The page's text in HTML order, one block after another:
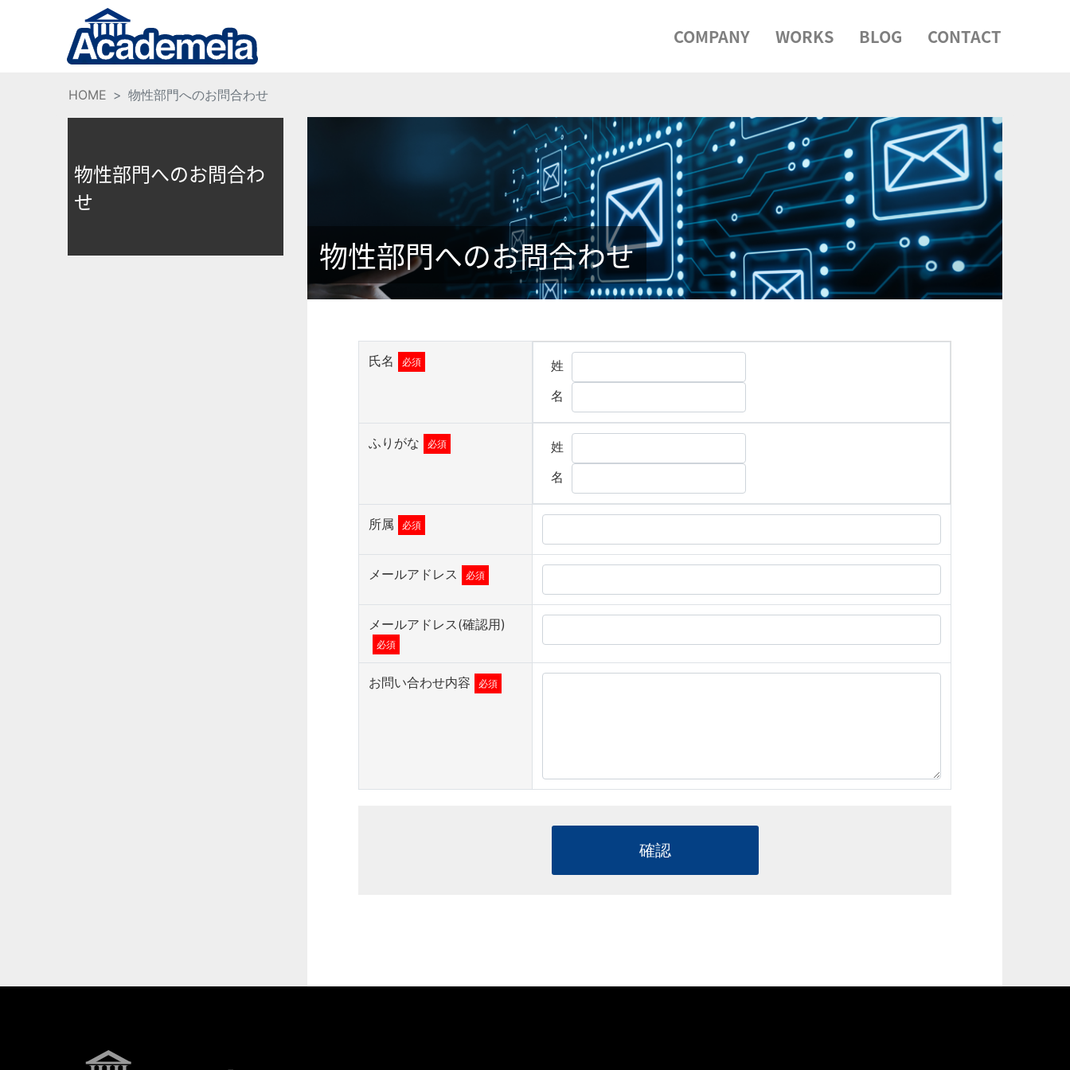
COMPANY WORKS BLOG CONTACT
HOME 物性部門へのお問合わせ
物性部門へのお問合わ
せ
物性部門へのお問合わせ
氏名 必須
姓
名
ふりがな 必須
姓
名
所属 必須
メールアドレス 必須
メールアドレス(確認用)
必須
お問い合わせ内容 必須